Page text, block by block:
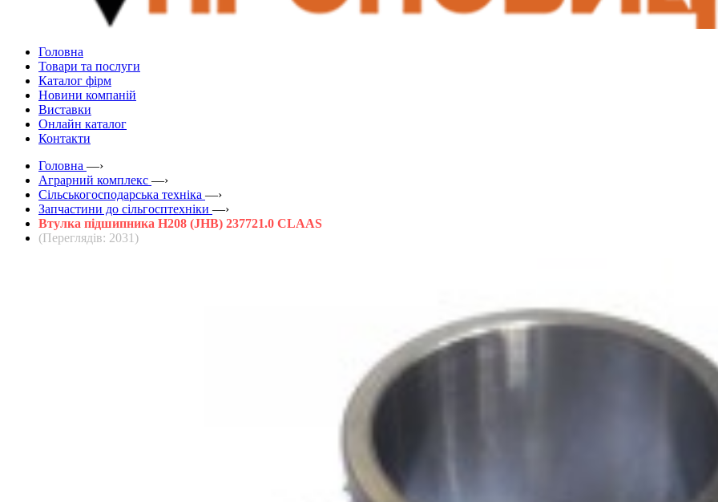
Головна
Товари та послуги
Каталог фірм
Новини компаній
Виставки
Онлайн каталог
Контакти
Головна —›
Аграрний комплекс —›
Сільськогосподарська техніка —›
Запчастини до сільгосптехніки —›
Втулка підшипника H208 (JHB) 237721.0 CLAAS
(Переглядів: 2031)